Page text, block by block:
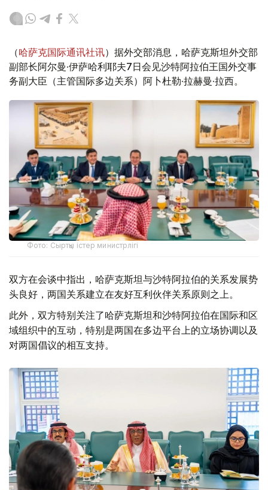
（哈萨克国际通讯社讯）据外交部消息，哈萨克斯坦外交部
副部长阿尔曼·伊萨哈利耶夫7日会见沙特阿拉伯王国外交事
务副大臣（主管国际多边关系）阿卜杜勒·拉赫曼·拉西。
Фото: Сыртқы істер министрлігі
双方在会谈中指出，哈萨克斯坦与沙特阿拉伯的关系发展势
头良好，两国关系建立在友好互利伙伴关系原则之上。
此外，双方特别关注了哈萨克斯坦和沙特阿拉伯在国际和区
域组织中的互动，特别是两国在多边平台上的立场协调以及
对两国倡议的相互支持。